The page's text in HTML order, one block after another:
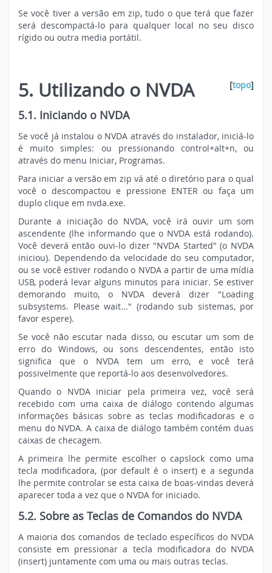
Se você tiver a versão em zip, tudo o que terá que fazer
será descompactá-lo para qualquer local no seu disco
rígido ou outra media portátil.
5. Utilizando o NVDA [topo]
5.1. Iniciando o NVDA
Se você já instalou o NVDA através do instalador, iniciá-lo
é muito simples: ou pressionando control+alt+n, ou
através do menu Iniciar, Programas.
Para iniciar a versão em zip vá até o diretório para o qual
você o descompactou e pressione ENTER ou faça um
duplo clique em nvda.exe.
Durante a iniciação do NVDA, você irá ouvir um som
ascendente (lhe informando que o NVDA está rodando).
Você deverá então ouvi-lo dizer "NVDA Started" (o NVDA
iniciou). Dependendo da velocidade do seu computador,
ou se você estiver rodando o NVDA a partir de uma mídia
USB, poderá levar alguns minutos para iniciar. Se estiver
demorando muito, o NVDA deverá dizer "Loading
subsystems. Please wait..." (rodando sub sistemas, por
favor espere).
Se você não escutar nada disso, ou escutar um som de
erro do Windows, ou sons descendentes, então isto
significa que o NVDA tem um erro, e você terá
possivelmente que reportá-lo aos desenvolvedores.
Quando o NVDA iniciar pela primeira vez, você será
recebido com uma caixa de diálogo contendo algumas
informações básicas sobre as teclas modificadoras e o
menu do NVDA. A caixa de diálogo também contém duas
caixas de checagem.
A primeira lhe permite escolher o capslock como uma
tecla modificadora, (por default é o insert) e a segunda
lhe permite controlar se esta caixa de boas-vindas deverá
aparecer toda a vez que o NVDA for iniciado.
5.2. Sobre as Teclas de Comandos do NVDA
A maioria dos comandos de teclado específicos do NVDA
consiste em pressionar a tecla modificadora do NVDA
(insert) juntamente com uma ou mais outras teclas.